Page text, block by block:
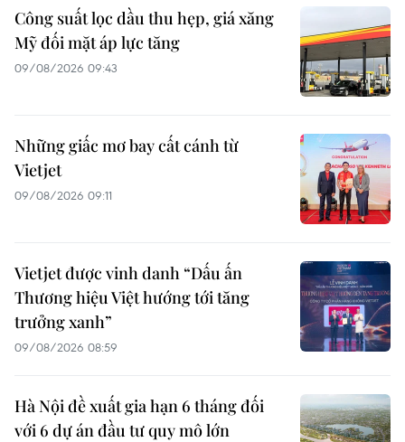
Công suất lọc dầu thu hẹp, giá xăng
Mỹ đối mặt áp lực tăng
09/08/2026 09:43
Những giấc mơ bay cất cánh từ
Vietjet
09/08/2026 09:11
Vietjet được vinh danh “Dấu ấn
Thương hiệu Việt hướng tới tăng
trưởng xanh”
09/08/2026 08:59
Hà Nội đề xuất gia hạn 6 tháng đối
với 6 dự án đầu tư quy mô lớn